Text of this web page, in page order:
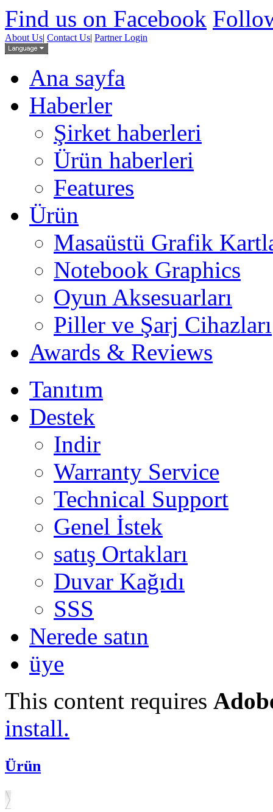
Find us on Facebook
About Us| Contact Us| Partner Login
Ana sayfa
Haberler
Şirket haberleri
Ürün haberleri
Features
Ürün
Masaüstü Grafik
Notebook Graphics
Oyun Aksesuarları
Piller ve Şarj Cihazları
Awards & Reviews
Tanıtım
Destek
Indir
Warranty Service
Technical Support
Genel İstek
satış Ortakları
Duvar Kağıdı
SSS
Nerede satın
üye
This content requires
install.
Ürün